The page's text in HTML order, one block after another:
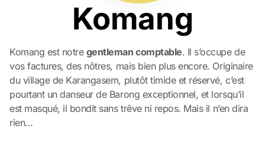
Komang
Komang est notre gentleman comptable. Il s’occupe de
vos factures, des nôtres, mais bien plus encore. Originaire
du village de Karangasem, plutôt timide et réservé, c’est
pourtant un danseur de Barong exceptionnel, et lorsqu’il
est masqué, il bondit sans trêve ni repos. Mais il n’en dira
rien…